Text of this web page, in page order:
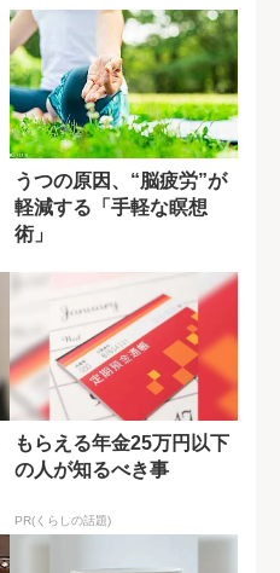
うつの原因、“脳疲労”が
軽減する「手軽な瞑想
術」
もらえる年金25万円以下
の人が知るべき事
PR(くらしの話題)